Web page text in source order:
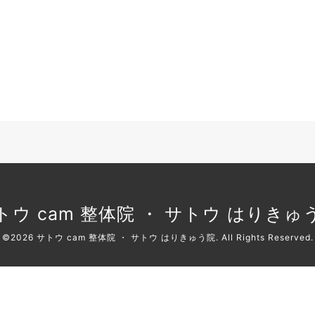
ウ cam 整体院 ・ サトウ はりきゅ
©2026 サトウ cam 整体院 ・ サトウ はりきゅう院. All Rights Reserved.